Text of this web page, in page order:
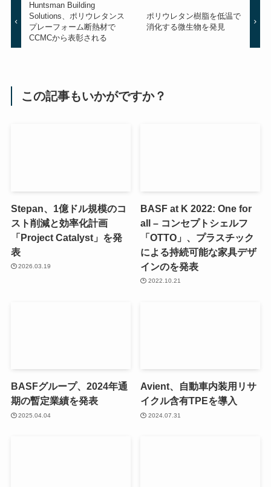
Huntsman Building
Solutions、ポリウレタンス
プレーフォーム断熱材で
CCMCから表彰される
ポリウレタン樹脂を低温で
消化する微生物を発見
この記事もいかがですか？
Stepan、1億ドル規模のコ
スト削減と効率化計画
「Project Catalyst」を発
表
2026.03.19
BASF at K 2022: One for
all – コンセプトシェルフ
「OTTO」、プラスチック
による持続可能な家具デザ
インのを発表
2022.10.21
BASFグループ、2024年通
期の暫定業績を発表
2025.04.04
Avient、自動車内装用リサ
イクル含有TPEを導入
2024.07.31